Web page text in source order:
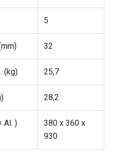
5
32
(kg) 25,7
28,2
Al. )
380 x 360 x
930